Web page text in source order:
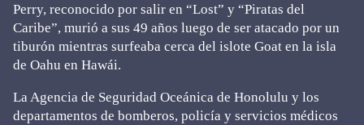
Perry, reconocido por salir en “Lost” y “Piratas del
Caribe”, murió a sus 49 años luego de ser atacado por un
tiburón mientras surfeaba cerca del islote Goat en la isla
de Oahu en Hawái.
La Agencia de Seguridad Oceánica de Honolulu y los
departamentos de bomberos, policía y servicios médicos